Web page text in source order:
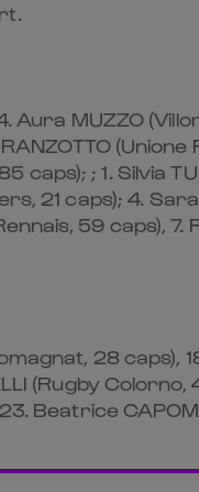
⁠Aura MUZZO
caps); ; 1. Silvia
21 caps); 4.⁠
59 caps),
28 caps),
(Rugby
⁠Beatrice